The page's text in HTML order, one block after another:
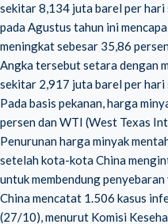
sekitar 8,134 juta barel per
pada Agustus tahun ini
meningkat sebesar 35,86
Angka tersebut setara dengan
sekitar 2,917 juta barel per hari
Pada basis pekanan, harga
persen dan WTI (West Texas
Penurunan harga minyak
setelah kota-kota China
untuk membendung
China mencatat 1.506 kasus
(27/10), menurut Komisi